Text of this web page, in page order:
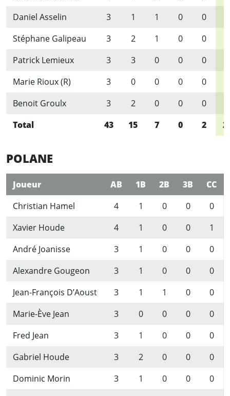
Daniel Asselin
3 1 1 0 0
Stéphane Galipeau
3 2 1 0 0
Patrick Lemieux
3 3 0 0 0
Marie Rioux (R)
3 0 0 0 0
Benoit Groulx
3 2 0 0 0
Total
43 15 7 0 2
POLANE
Joueur AB 1B 2B 3B
CC
Christian Hamel
4 1 0 0
0
Xavier Houde
4 1 0 0
1
André Joanisse
3 1 0 0
0
Alexandre Gougeon
3 1 0 0
0
Jean-François D’Aoust
3 1 1 0
0
Marie-Ève Jean
3 0 0 0
0
Fred Jean
3 1 0 0
0
Gabriel Houde
3 2 0 0
0
Dominic Morin
3 1 0 0
0